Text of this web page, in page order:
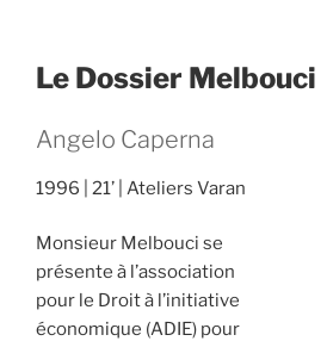
Le Dossier Melbouci
Angelo Caperna
1996 21’ Ateliers Varan
Monsieur Melbouci se
présente à l’association
pour le Droit à l’initiative
économique (ADIE) pour